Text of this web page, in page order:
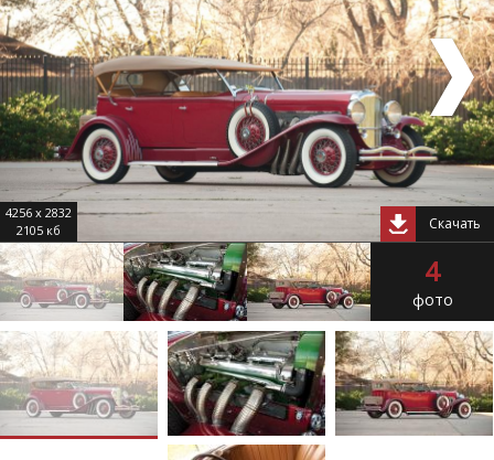
4256 x 2832
2105 кб
Скачать
4
фото